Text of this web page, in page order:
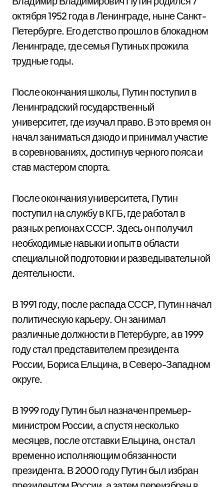
октября 1952 года в Ленинграде, ныне Санкт-
Петербурге. Его детство прошло в блокадном
Ленинграде, где семья Путиных прожила
трудные годы.
После окончания школы, Путин поступил в
Ленинградский государственный
университет, где изучал право. В это время он
начал заниматься дзюдо и принимал участие
в соревнованиях, достигнув черного пояса и
став мастером спорта.
После окончания университета, Путин
поступил на службу в КГБ, где работал в
разных регионах СССР. Здесь он получил
необходимые навыки и опыт в области
специальной подготовки и разведывательной
деятельности.
В 1991 году, после распада СССР, Путин начал
политическую карьеру. Он занимал
различные должности в Петербурге, а в 1999
году стал представителем президента
России, Бориса Ельцина, в Северо-Западном
округе.
В 1999 году Путин был назначен премьер-
министром России, а спустя несколько
месяцев, после отставки Ельцина, он стал
временно исполняющим обязанности
президента. В 2000 году Путин был избран